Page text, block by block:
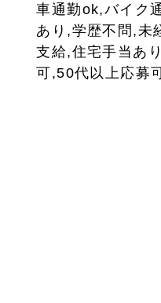
車通勤ok,バイク
あり,学歴不問,未
支給,住宅手当あ
可,50代以上応募